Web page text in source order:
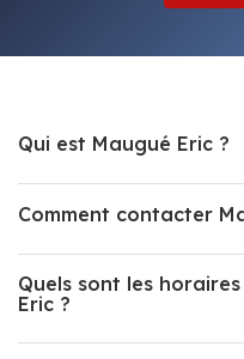
Qui est Maugué Eric ?
Comment contacter
Quels sont les
Eric ?